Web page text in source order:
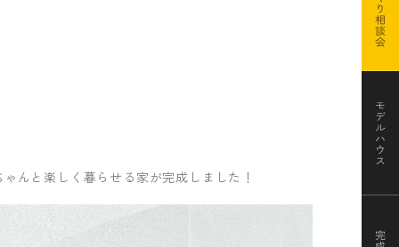
んと楽しく暮らせる家が完成しました！